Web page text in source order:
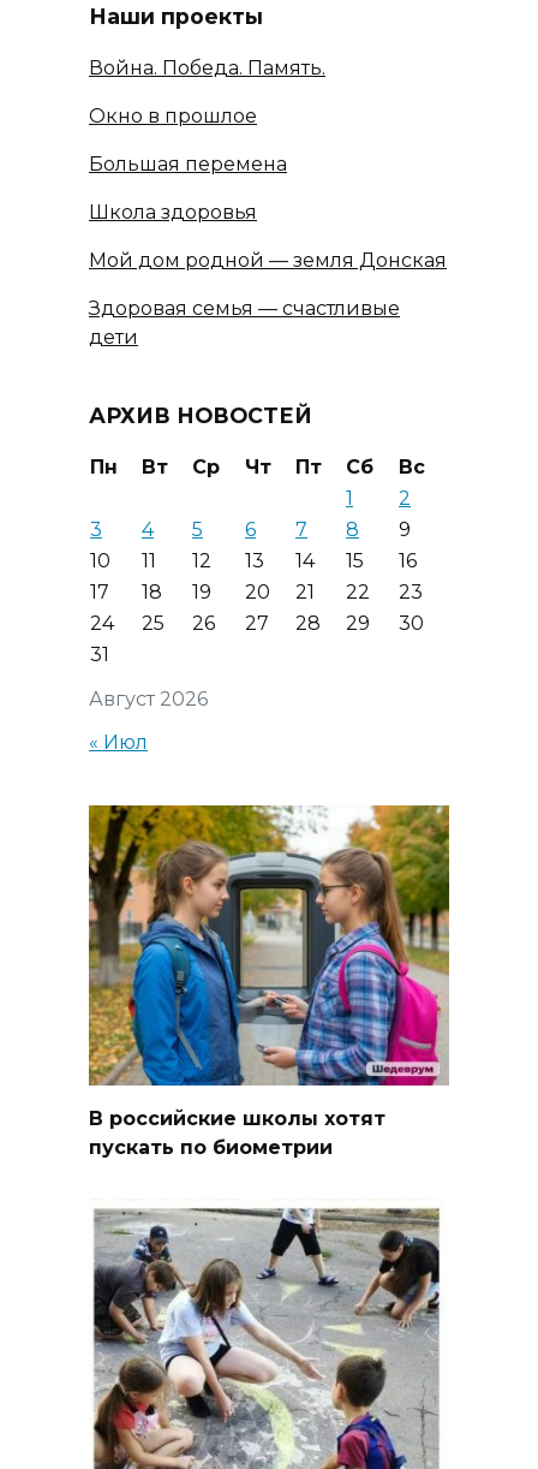
Наши проекты
Война. Победа. Память.
Окно в прошлое
Большая перемена
Школа здоровья
Мой дом родной — земля Донская
Здоровая семья — счастливые
дети
АРХИВ НОВОСТЕЙ
Август 2026
Пн Вт Ср Чт Пт Сб
Вс
1
2
3
4 5 6 7 8
9
10
11 12 13 14 15
16
17
18 19 20 21 22
23
24
25 26 27 28 29
30
31
« Июл
В российские школы хотят
пускать по биометрии